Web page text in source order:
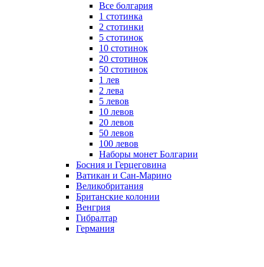
Все болгария
1 стотинка
2 стотинки
5 стотинок
10 стотинок
20 стотинок
50 стотинок
1 лев
2 лева
5 левов
10 левов
20 левов
50 левов
100 левов
Наборы монет Болгарии
Босния и Герцеговина
Ватикан и Сан-Марино
Великобритания
Британские колонии
Венгрия
Гибралтар
Германия